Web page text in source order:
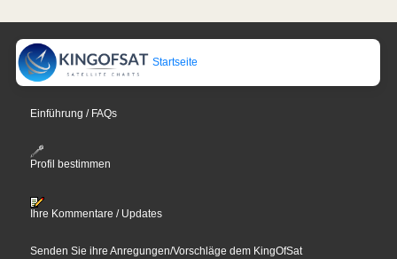
Startseite
Einführung / FAQs
Profil bestimmen
Ihre Kommentare / Updates
Senden Sie ihre Anregungen/Vorschläge dem KingOfSat